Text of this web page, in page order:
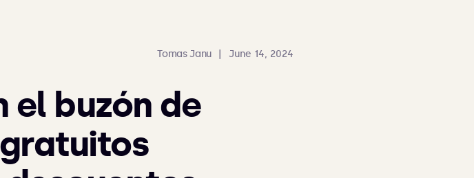
Tomas Janu June 14, 2024
el buzón de